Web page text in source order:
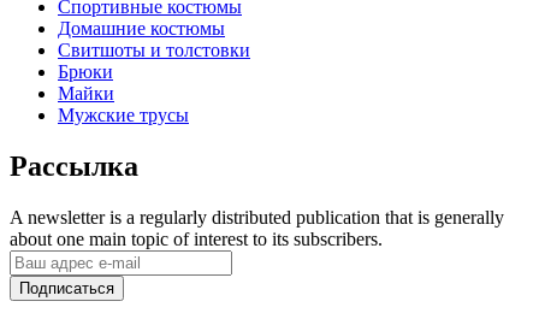
Спортивные костюмы
Домашние костюмы
Свитшоты и толстовки
Брюки
Майки
Мужские трусы
Рассылка
A newsletter is a regularly distributed publication that is generally
about one main topic of interest to its subscribers.
Подписаться